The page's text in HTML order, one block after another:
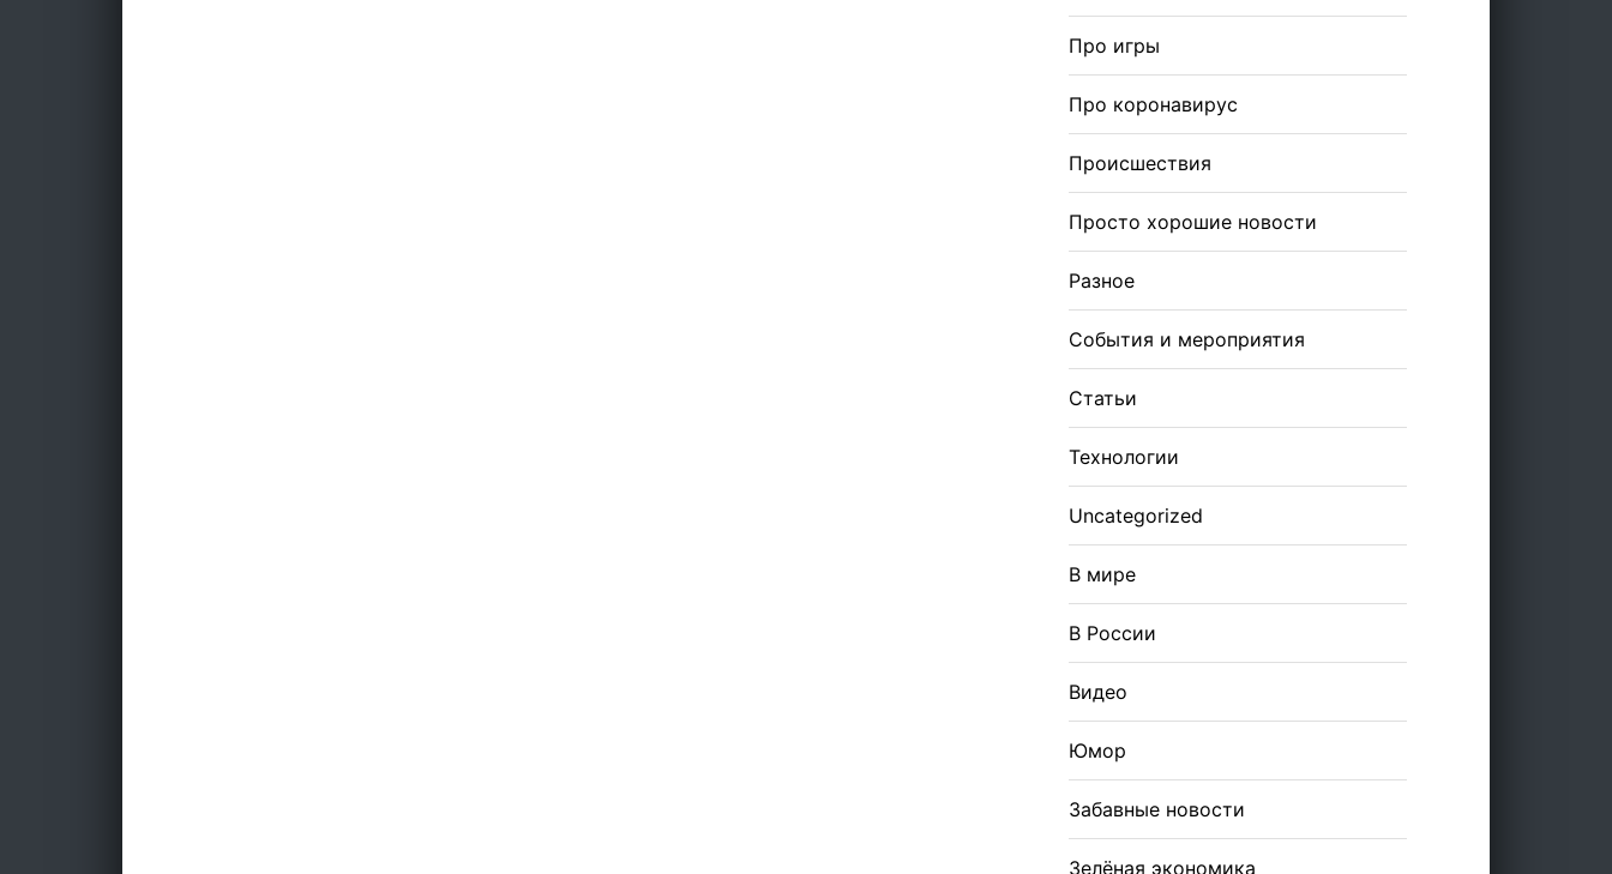
Про игры
Про коронавирус
Происшествия
Просто хорошие новости
Разное
События и мероприятия
Статьи
Технологии
Uncategorized
В мире
В России
Видео
Юмор
Забавные новости
Зелёная экономика